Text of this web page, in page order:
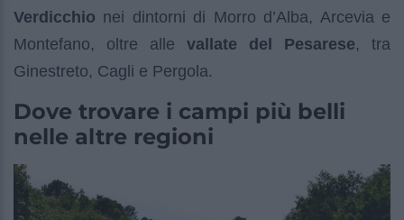
Verdicchio nei dintorni di Morro d’Alba, Arcevia e
Montefano, oltre alle vallate del Pesarese, tra
Ginestreto, Cagli e Pergola.
Dove trovare i campi più belli
nelle altre regioni